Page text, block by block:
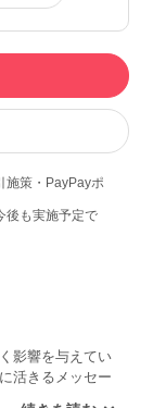
施策・PayPayポ
後も実施予定で
影響を与えてい
活きるメッセー